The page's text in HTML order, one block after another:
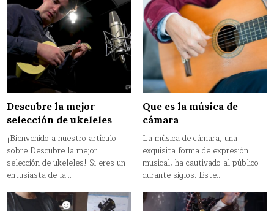
Descubre la mejor
selección de ukeleles
¡Bienvenido a nuestro artículo
sobre Descubre la mejor
selección de ukeleles! Si eres un
entusiasta de la…
Que es la música de
cámara
La música de cámara, una
exquisita forma de expresión
musical, ha cautivado al público
durante siglos. Este…